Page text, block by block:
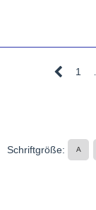
1
Schriftgröße: A